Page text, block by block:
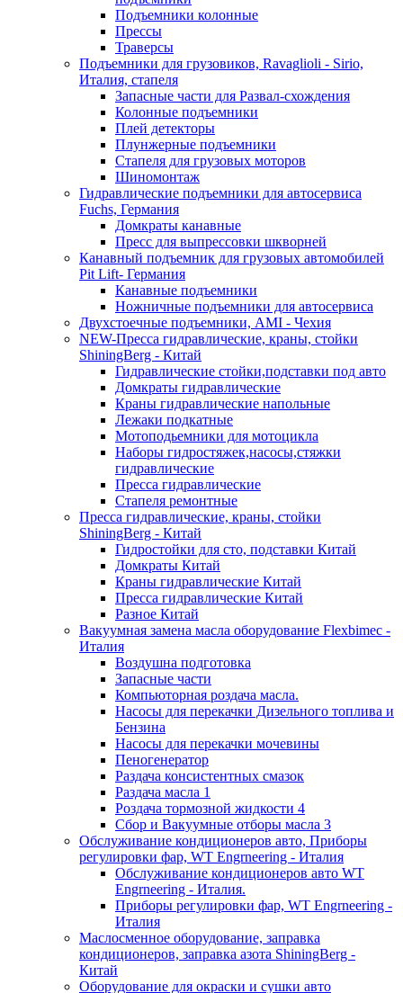
Подъемники колонные
Прессы
Траверсы
Подъемники для грузовиков, Ravaglioli - Sirio,
Италия, стапеля
Запасные части для Развал-схождения
Колонные подъемники
Плей детекторы
Плунжерные подъемники
Стапеля для грузовых моторов
Шиномонтаж
Гидравлические подъемники для автосервиса
Fuchs, Германия
Домкраты канавные
Пресс для выпрессовки шкворней
Канавный подъемник для грузовых автомобилей
Pit Lift- Германия
Канавные подъемники
Ножничные подъемники для автосервиса
Двухстоечные подъемники, АМІ - Чехия
NEW-Пресса гидравлические, краны, стойки
ShiningBerg - Китай
Гидравлические стойки,подставки под авто
Домкраты гидравлические
Краны гидравлические напольные
Лежаки подкатные
Мотоподьемники для мотоцикла
Наборы гидростяжек,насосы,стяжки
гидравлические
Пресса гидравлические
Стапеля ремонтные
Пресса гидравлические, краны, стойки
ShiningBerg - Китай
Гидростойки для сто, подставки Китай
Домкраты Китай
Краны гидравлические Китай
Пресса гидравлические Китай
Разное Китай
Вакуумная замена масла оборудование Flexbimeс -
Италия
Воздушна подготовка
Запасные части
Компьюторная роздача масла.
Насосы для перекачки Дизельного топлива и
Бензина
Насосы для перекачки мочевины
Пеногенератор
Раздача консистентных смазок
Раздача масла 1
Роздача тормозной жидкости 4
Сбор и Вакуумные отборы масла 3
Обслуживание кондиционеров авто, Приборы
регулировки фар, WT Engrneering - Италия
Обслуживание кондиционеров авто WT
Engrneering - Италия.
Приборы регулировки фар, WT Engrneering -
Италия
Маслосменное оборудование, заправка
кондиционеров, заправка азота ShiningBerg -
Китай
Оборудование для окраски и сушки авто